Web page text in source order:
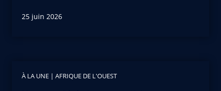
25 juin 2026
À LA UNE | AFRIQUE DE L'OUEST